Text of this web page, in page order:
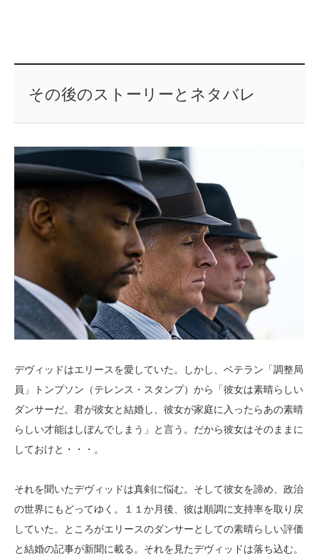
その後のストーリーとネタバレ
デヴィッドはエリースを愛していた。しかし、ベテラン「調整局
員」トンプソン（テレンス・スタンプ）から「彼女は素晴らしい
ダンサーだ。君が彼女と結婚し、彼女が家庭に入ったらあの素晴
らしい才能はしぼんでしまう」と言う。だから彼女はそのままに
しておけと・・・。
それを聞いたデヴィッドは真剣に悩む。そして彼女を諦め、政治
の世界にもどってゆく。１１か月後、彼は順調に支持率を取り戻
していた。ところがエリースのダンサーとしての素晴らしい評価
と結婚の記事が新聞に載る。それを見たデヴィッドは落ち込む。